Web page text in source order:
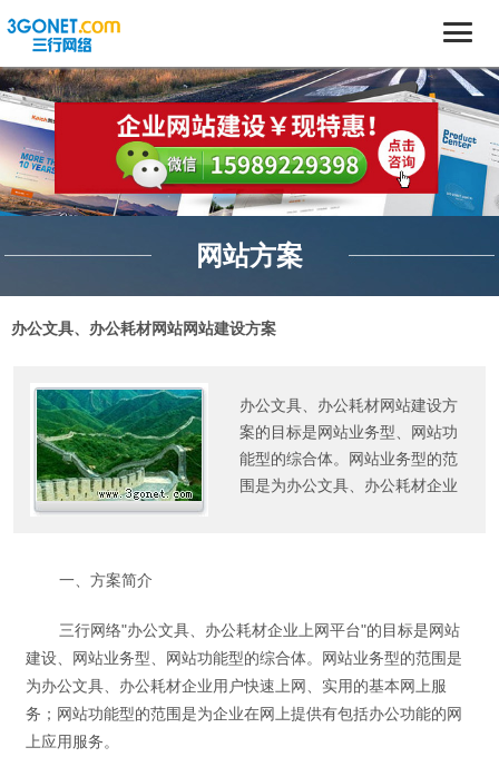
网站方案
办公文具、办公耗材网站网站建设方案
办公文具、办公耗材网站建设方
案的目标是网站业务型、网站功
能型的综合体。网站业务型的范
围是为办公文具、办公耗材企业
一、方案简介
三行网络"办公文具、办公耗材企业上网平台"的目标是网站
建设、网站业务型、网站功能型的综合体。网站业务型的范围是
为办公文具、办公耗材企业用户快速上网、实用的基本网上服
务；网站功能型的范围是为企业在网上提供有包括办公功能的网
上应用服务。